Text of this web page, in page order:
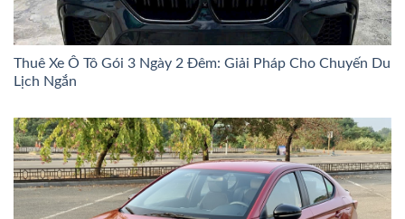
Thuê Xe Ô Tô Gói 3 Ngày 2 Đêm: Giải Pháp Cho Chuyến Du
Lịch Ngắn